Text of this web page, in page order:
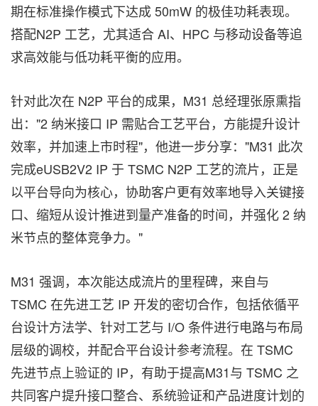
期在标准操作模式下达成 50mW 的极佳功耗表现。
搭配N2P 工艺，尤其适合 AI、HPC 与移动设备等追
求高效能与低功耗平衡的应用。
针对此次在 N2P 平台的成果，M31 总经理张原熏指
出： "2 纳米接口 IP 需贴合工艺平台，方能提升设计
效率，并加速上市时程"，他进一步分享： "M31 此次
完成eUSB2V2 IP 于 TSMC N2P 工艺的流片，正是
以平台导向为核心，协助客户更有效率地导入关键接
口、缩短从设计推进到量产准备的时间，并强化 2 纳
米节点的整体竞争力。 "
M31 强调，本次能达成流片的里程碑，来自与
TSMC 在先进工艺 IP 开发的密切合作，包括依循平
台设计方法学、针对工艺与 I/O 条件进行电路与布局
层级的调校，并配合平台设计参考流程。在 TSMC
先进节点上验证的 IP，有助于提高M31与 TSMC 之
共同客户提升接口整合、系统验证和产品进度计划的